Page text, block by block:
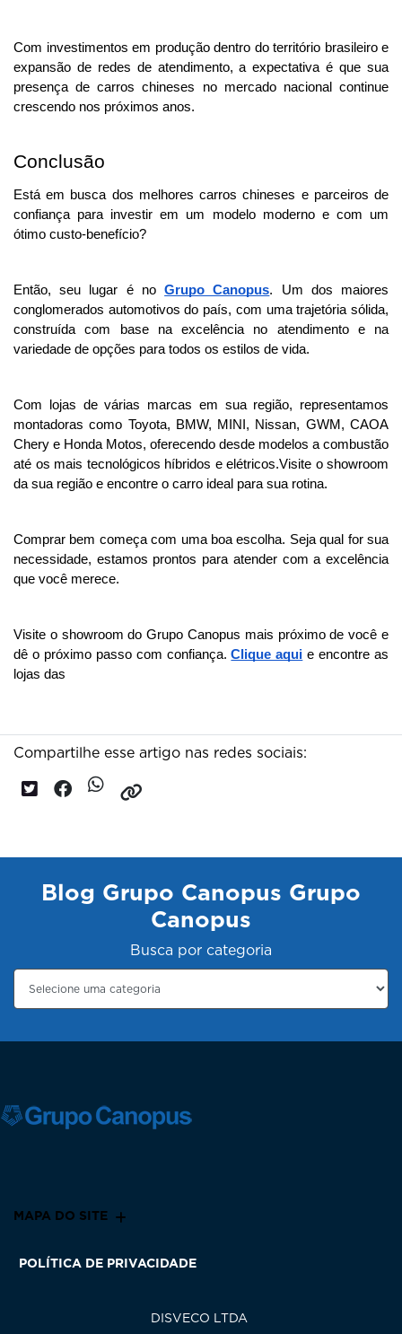
Com investimentos em produção dentro do território brasileiro e
expansão de redes de atendimento, a expectativa é que sua
presença de carros chineses no mercado nacional continue
crescendo nos próximos anos.
Conclusão
Está em busca dos melhores carros chineses e parceiros de
confiança para investir em um modelo moderno e com um
ótimo custo-benefício?
Então, seu lugar é no Grupo Canopus. Um dos maiores
conglomerados automotivos do país, com uma trajetória sólida,
construída com base na excelência no atendimento e na
variedade de opções para todos os estilos de vida.
Com lojas de várias marcas em sua região, representamos
montadoras como Toyota, BMW, MINI, Nissan, GWM, CAOA
Chery e Honda Motos, oferecendo desde modelos a combustão
até os mais tecnológicos híbridos e elétricos.Visite o showroom
da sua região e encontre o carro ideal para sua rotina.
Comprar bem começa com uma boa escolha. Seja qual for sua
necessidade, estamos prontos para atender com a excelência
que você merece.
Visite o showroom do Grupo Canopus mais próximo de você e
dê o próximo passo com confiança. Clique aqui e encontre as
lojas das
Compartilhe esse artigo nas redes sociais:
Blog Grupo Canopus Grupo
Canopus
Busca por categoria
MAPA DO SITE
POLÍTICA DE PRIVACIDADE
DISVECO LTDA